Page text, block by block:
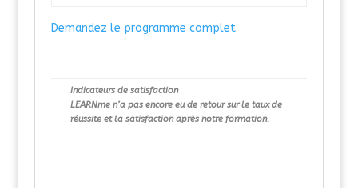
Demandez le programme complet
Indicateurs de satisfaction
LEARNme n’a pas encore eu de retour sur le taux de
réussite et la satisfaction après notre formation.